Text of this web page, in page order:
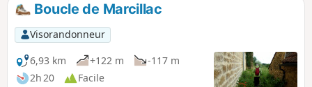
Boucle de Marcillac
Visorandonneur
6,93 km
+122 m
-117 m
2h 20
Facile